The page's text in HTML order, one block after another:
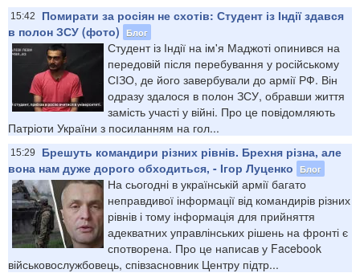
15:42
Помирати за росіян не схотів: Студент із Індії здався
в полон ЗСУ (фото)
Блог
Студент із Індії на ім'я Маджоті опинився на
передовій після перебування у російському
СІЗО, де його завербували до армії РФ. Він
одразу здалося в полон ЗСУ, обравши життя
замість участі у війні. Про це повідомляють
Патріоти України з посиланням на гол...
15:29
Брешуть командири різних рівнів. Брехня різна, але
вона нам дуже дорого обходиться, - Ігор Луценко
Блог
На сьогодні в українській армії багато
неправдивої інформації від командирів різних
рівнів і тому інформація для прийняття
адекватних управлінських рішень на фронті є
спотворена. Про це написав у Facebook
військовослужбовець, співзасновник Центру підтр...